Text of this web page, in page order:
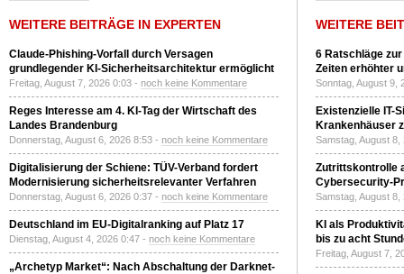
WEITERE BEITRÄGE IN EXPERTEN
Claude-Phishing-Vorfall durch Versagen
grundlegender KI-Sicherheitsarchitektur ermöglicht
Freitag, August 7, 2026 0:03 - noch keine Kommentare
Reges Interesse am 4. KI-Tag der Wirtschaft des
Landes Brandenburg
Donnerstag, August 6, 2026 8:53 - noch keine Kommentare
Digitalisierung der Schiene: TÜV-Verband fordert
Modernisierung sicherheitsrelevanter Verfahren
Donnerstag, August 6, 2026 0:37 - noch keine Kommentare
Deutschland im EU-Digitalranking auf Platz 17
Dienstag, August 4, 2026 0:47 - noch keine Kommentare
„Archetyp Market“: Nach Abschaltung der Darknet-
WEITERE
6 Ratschläge
Zeiten erhöhter
Sonntag, August 9,
Existenzielle IT-
Krankenhäuser
Samstag, August
Zutrittskontrolle
Cybersecurity-
Samstag, August
KI als
bis zu acht
Freitag, August 7,